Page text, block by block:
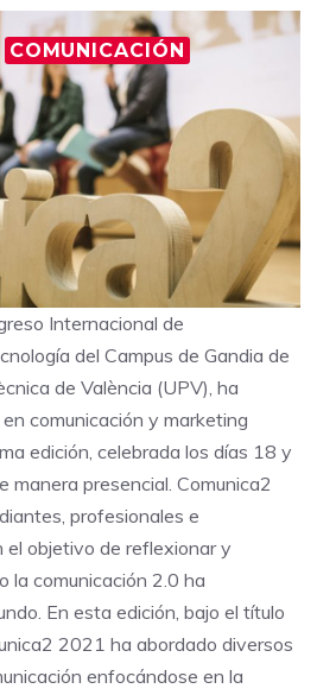
COMUNICACIÓN
Internacional de
del Campus de Gandia de
de València (UPV), ha
comunicación y marketing
edición, celebrada los días 18 y
manera presencial. Comunica2
profesionales e
el objetivo de reflexionar y
la comunicación 2.0 ha
En esta edición, bajo el título
2021 ha abordado diversos
enfocándose en la